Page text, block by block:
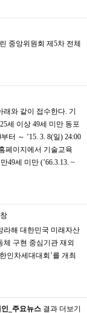
중앙위원회 제5차 전체
래와 같이 접수한다. 기
세 이상 49세 미만 동포
터 ～ ’15. 3. 8(일) 24:00
페이지에서 기술교육
49세 미만 (’66.3.13. ~
라해 대한민국 미래자산
체 구현 중심기관 재외
인차세대대회’를 개최
_주요뉴스 결과 더보기